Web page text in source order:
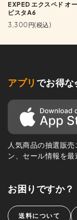
EXPED エクスペド オ
ビスタA6
3,300円(税込)
アプリ でお得
人気商品の抽選販
ン、セール情報を最
お困りですか？
送料について